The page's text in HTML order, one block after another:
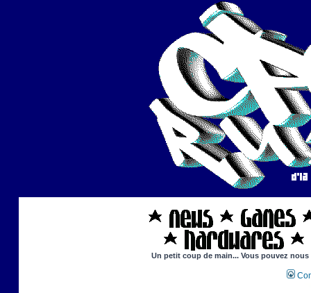
Un petit coup de main... Vous pouvez